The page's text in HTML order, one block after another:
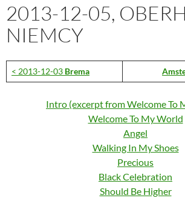
2013-12-05,
NIEMCY
< 2013-12-03 Brema
Intro (excerpt from Welcome To
Welcome To My World
Angel
Walking In My Shoes
Precious
Black Celebration
Should Be Higher